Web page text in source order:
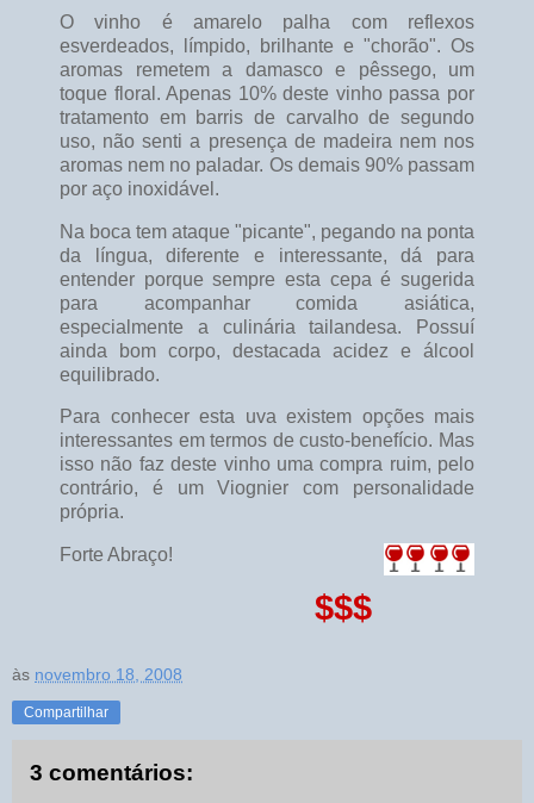
O vinho é amarelo palha com reflexos
esverdeados, límpido, brilhante e "chorão". Os
aromas remetem a damasco e pêssego, um
toque floral. Apenas 10% deste vinho passa por
tratamento em barris de carvalho de segundo
uso, não senti a presença de madeira nem nos
aromas nem no paladar. Os demais 90% passam
por aço inoxidável.
Na boca tem ataque "picante", pegando na ponta
da língua, diferente e interessante, dá para
entender porque sempre esta cepa é sugerida
para acompanhar comida asiática,
especialmente a culinária tailandesa. Possuí
ainda bom corpo, destacada acidez e álcool
equilibrado.
Para conhecer esta uva existem opções mais
interessantes em termos de custo-benefício. Mas
isso não faz deste vinho uma compra ruim, pelo
contrário, é um Viognier com personalidade
própria.
Forte Abraço!
$$$
às novembro 18, 2008
Compartilhar
3 comentários: